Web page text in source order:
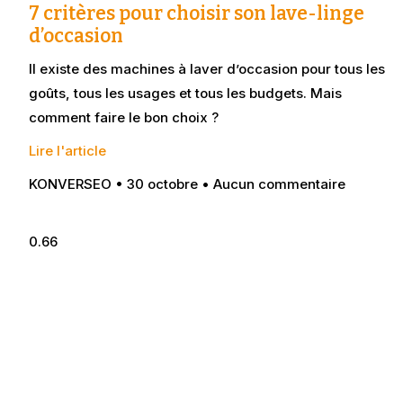
7 critères pour choisir son lave-linge
d’occasion
Il existe des machines à laver d’occasion pour tous les
goûts, tous les usages et tous les budgets. Mais
comment faire le bon choix ?
Lire l'article
KONVERSEO
30 octobre Aucun commentaire